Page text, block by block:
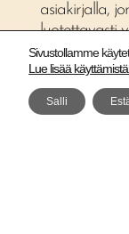
asiakirjalla,
luotettavasti
Sivustollamme
Lue lisää
Salli